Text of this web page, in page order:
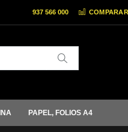
937 566 000
PAPEL, FOLIOS A4